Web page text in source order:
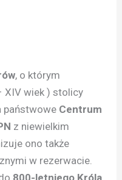
, o którym
XIV wiek ) stolicy
państwowe Centrum
z niewielkim
ono także
w rezerwacie.
800-letniego Króla